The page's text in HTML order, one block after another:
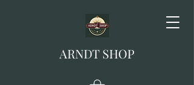
ARNDT SHOP